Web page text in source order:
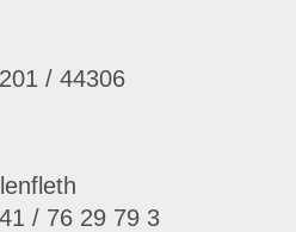
/ 44306
/ 76 29 79 3